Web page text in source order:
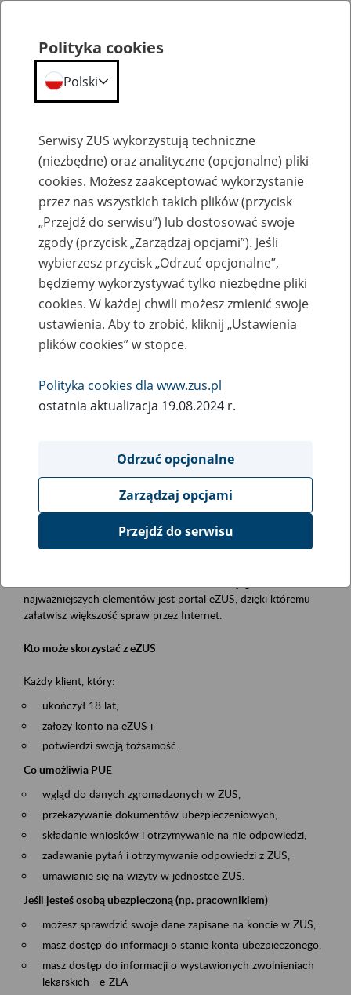
Szkolenia
Zaproś ZUS do siebie - zakładanie profili
eZUS w siedzibie Twojej firmy
Rodzaj wydarzenia
Szkolenia
Obszar merytoryczny
obsługa klientów
Opis wydarzenia
Platforma Usług Elektronicznych ZUS eZUS
najważniejszych elementów jest portal eZUS, dzięki któremu
załatwisz większość spraw przez Internet.
Kto może skorzystać z eZUS
Każdy klient, który:
ukończył 18 lat,
założy konto na eZUS i
potwierdzi swoją tożsamość.
Co umożliwia PUE
wgląd do danych zgromadzonych w ZUS,
przekazywanie dokumentów ubezpieczeniowych,
składanie wniosków i otrzymywanie na nie odpowiedzi,
zadawanie pytań i otrzymywanie odpowiedzi z ZUS,
umawianie się na wizyty w jednostce ZUS.
Jeśli jesteś osobą ubezpieczoną (np. pracownikiem)
możesz sprawdzić swoje dane zapisane na koncie w ZUS,
masz dostęp do informacji o stanie konta ubezpieczonego,
masz dostęp do informacji o wystawionych zwolnieniach
lekarskich - e-ZLA
Polityka cookies
Polski
Serwisy ZUS wykorzystują techniczne
(niezbędne) oraz analityczne (opcjonalne) pliki
cookies. Możesz zaakceptować wykorzystanie
przez nas wszystkich takich plików (przycisk
„Przejdź do serwisu”) lub dostosować swoje
zgody (przycisk „Zarządzaj opcjami”). Jeśli
wybierzesz przycisk „Odrzuć opcjonalne”,
będziemy wykorzystywać tylko niezbędne pliki
cookies. W każdej chwili możesz zmienić swoje
ustawienia. Aby to zrobić, kliknij „Ustawienia
plików cookies” w stopce.
Polityka cookies dla www.zus.pl
ostatnia aktualizacja 19.08.2024 r.
Odrzuć opcjonalne
Zarządzaj opcjami
Przejdź do serwisu